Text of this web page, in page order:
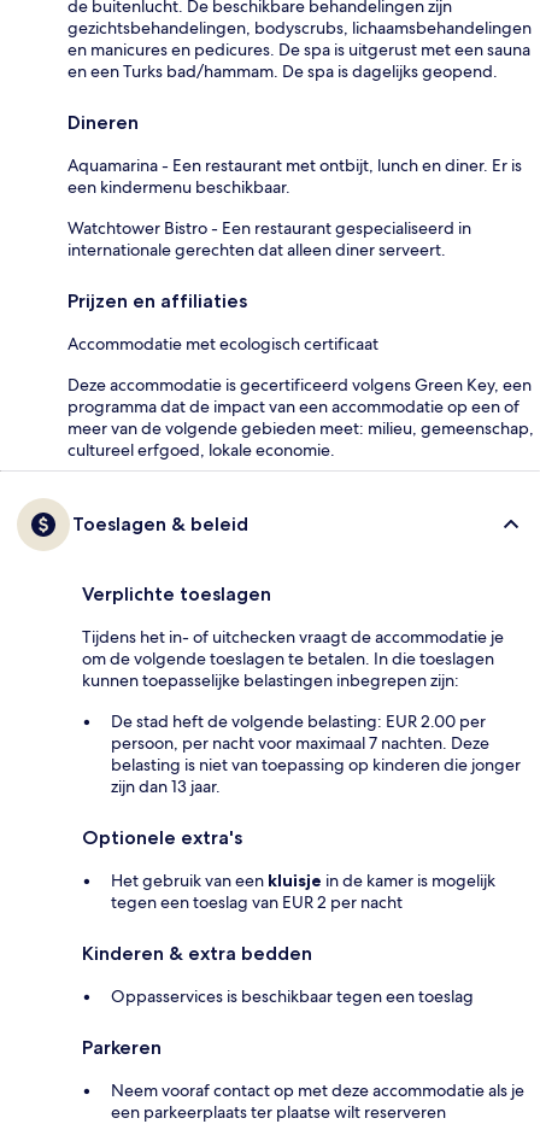
de buitenlucht. De beschikbare behandelingen zijn
gezichtsbehandelingen, bodyscrubs, lichaamsbehandelingen
en manicures en pedicures. De spa is uitgerust met een sauna
en een Turks bad/hammam. De spa is dagelijks geopend.
Dineren
Aquamarina - Een restaurant met ontbijt, lunch en diner. Er is
een kindermenu beschikbaar.
Watchtower Bistro - Een restaurant gespecialiseerd in
internationale gerechten dat alleen diner serveert.
Prijzen en affiliaties
Accommodatie met ecologisch certificaat
Deze accommodatie is gecertificeerd volgens Green Key, een
programma dat de impact van een accommodatie op een of
meer van de volgende gebieden meet: milieu, gemeenschap,
cultureel erfgoed, lokale economie.
Toeslagen & beleid
Verplichte toeslagen
Tijdens het in- of uitchecken vraagt de accommodatie je
om de volgende toeslagen te betalen. In die toeslagen
kunnen toepasselijke belastingen inbegrepen zijn:
De stad heft de volgende belasting: EUR 2.00 per
persoon, per nacht voor maximaal 7 nachten. Deze
belasting is niet van toepassing op kinderen die jonger
zijn dan 13 jaar.
Optionele extra's
Het gebruik van een kluisje in de kamer is mogelijk
tegen een toeslag van EUR 2 per nacht
Kinderen & extra bedden
Oppasservices is beschikbaar tegen een toeslag
Parkeren
Neem vooraf contact op met deze accommodatie als je
een parkeerplaats ter plaatse wilt reserveren